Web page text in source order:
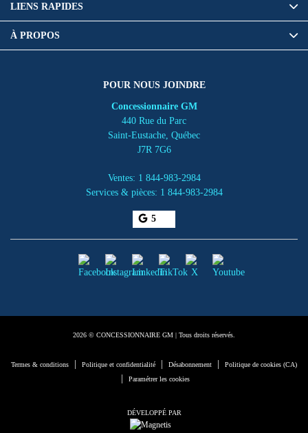
POUR NOUS JOINDRE
Concessionnaire GM
440 Rue du Parc
Saint-Eustache Québec
J7R 7G6
Ventes: 1 844-983-2984
Services & pièces: 1 844-983-2984
5
LIENS RAPIDES
À PROPOS
2026 © CONCESSIONNAIRE GM | Tous droits réservés.
Termes & conditions Politique et confidentialité Désabonnement Politique de cookies (CA)
Paramétrer les cookies
DÉVELOPPÉ PAR